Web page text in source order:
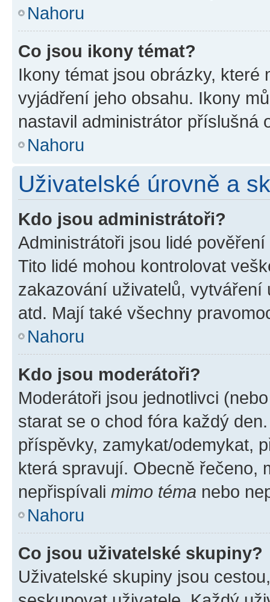
Nahoru
Co jsou ikony témat?
Ikony témat jsou obrázky,
vyjádření jeho obsahu. Ikony
nastavil administrátor příslušná
Nahoru
Uživatelské úrovně a
Kdo jsou administrátoři?
Administrátoři jsou lidé
Tito lidé mohou kontrolovat
zakazování uživatelů,
atd. Mají také všechny
Nahoru
Kdo jsou moderátoři?
Moderátoři jsou jednotlivci
starat se o chod fóra každý
příspěvky, zamykat/odemykat,
která spravují. Obecně řečeno,
nepřispívali mimo téma nebo
Nahoru
Co jsou uživatelské skupiny?
Uživatelské skupiny jsou